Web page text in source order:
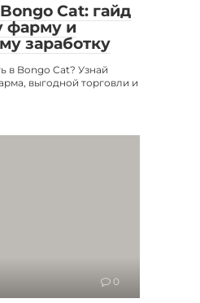
Cat: гайд
фарму и
заработку
в Bongo Cat? Узнай
выгодной торговли и
0